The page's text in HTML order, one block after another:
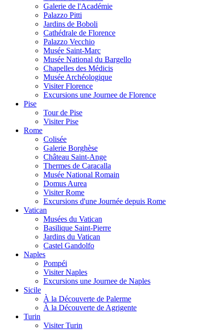
Galerie de l'Académie
Palazzo Pitti
Jardins de Boboli
Cathédrale de Florence
Palazzo Vecchio
Musée Saint-Marc
Musée National du Bargello
Chapelles des Médicis
Musée Archéologique
Visiter Florence
Excursions une Journee de Florence
Pise
Tour de Pise
Visiter Pise
Rome
Colisée
Galerie Borghèse
Château Saint-Ange
Thermes de Caracalla
Musée National Romain
Domus Aurea
Visiter Rome
Excursions d'une Journée depuis Rome
Vatican
Musées du Vatican
Basilique Saint-Pierre
Jardins du Vatican
Castel Gandolfo
Naples
Pompéi
Visiter Naples
Excursions une Journee de Naples
Sicile
À la Découverte de Palerme
À la Découverte de Agrigente
Turin
Visiter Turin